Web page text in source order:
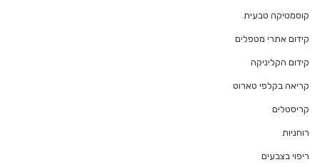
קוסמטיקה טבעית
קידום אתרי מטפלים
קידום הקליניקה
קריאה בקלפי טארוט
קריסטלים
רוחניות
ריפוי בצבעים